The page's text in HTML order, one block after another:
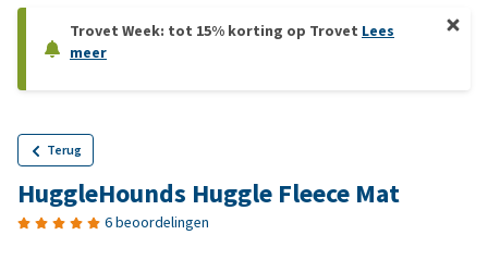
Trovet Week: tot 15% korting op Trovet Lees
meer
Terug
HuggleHounds Huggle Fleece Mat
6 beoordelingen